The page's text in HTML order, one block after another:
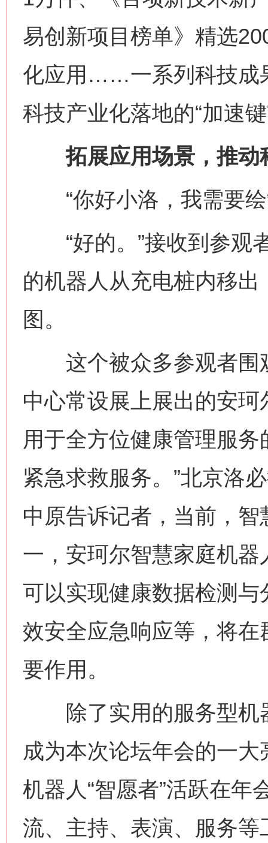
易创新项目榜单》精选
化应用……一系列科技成
科技产业化落地的“加速
拓展应用场景，推动
“你好小洛，我需要绘
“好的。”接收到参观
的机器人从充电桩内移
图。
这个被众多参观者围
中心常设展上展出的安
用于全方位健康管理服
紧急求救服务。”北京洛
中原告诉记者，当前，
一，安珂尔智慧家庭机
可以实现健康数据检测
效安全应急响应等，将
要作用。
除了实用的服务型机
成为本次论坛年会的一
机器人“智愿者”活跃在年
流、主持、表演、服务